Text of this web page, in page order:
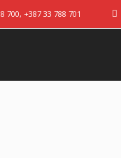
700, +387 33 788 701